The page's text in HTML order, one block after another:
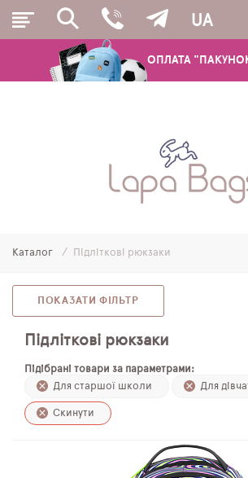
ОПЛАТА
UA
ШКІЛЬНІ РЮКЗАКИ ТА РАНЦІ
МОЛОДІЖНІ РЮКЗАКИ
ПЕНАЛИ
МІШКИ ДЛЯ ВЗУТТЯ
ПЛЯШКИ ДЛЯ ВОДИ
DELUNE
Каталог Підліткові рюкзаки
ПОКАЗАТИ ФІЛЬТР
Підліткові рюкзаки
Підібрані товари за параметрами:
Для старшої школи
Для
Скинути